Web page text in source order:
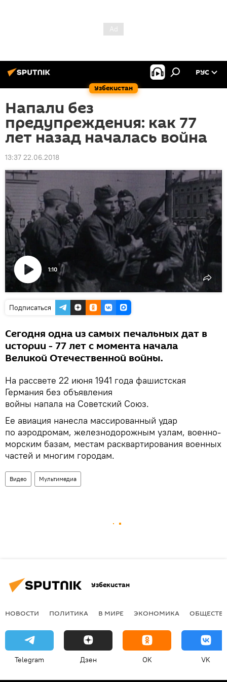
Узбекистан
РУС
Напали без
предупреждения: как 77
лет назад началась война
13:37 22.06.2018
Воспроизвести
1:10
Подписаться
Сегодня одна из самых печальных дат в
истории - 77 лет с момента начала
Великой Отечественной войны.
На рассвете 22 июня 1941 года фашистская
Германия без объявления
войны напала на Советский Союз.
Ее авиация нанесла массированный удар
по аэродромам, железнодорожным узлам, военно-
морским базам, местам расквартирования военных
частей и многим городам.
Видео Мультимедиа
Узбекистан
НОВОСТИ ПОЛИТИКА В МИРЕ ЭКОНОМИКА
Telegram Дзен OK VK